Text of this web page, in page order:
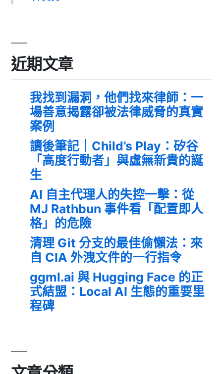
近期文章
我找到漏洞，他們找來律師：一
場善意揭露卻被法律威脅的真實
案例
讀後筆記｜Child’s Play：矽谷
「高度行動者」與虛無新貴的誕
生
AI 自主代理人的失控一擊：從
MJ Rathbun 事件看「配置即人
格」的危險
清理 Git 分支的最佳偷懶法：來
自 CIA 外洩文件的一行指令
ggml.ai 與 Hugging Face 的正
式結盟：Local AI 生態的重要里
程碑